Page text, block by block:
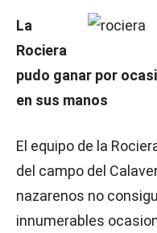
La
Rociera
pudo ganar por
en sus manos
El equipo de la
del campo del
nazarenos no
innumerables